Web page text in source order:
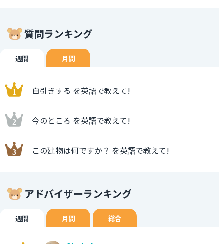
質問ランキング
週間 月間
自引きする を英語で教えて!
今のところ を英語で教えて!
この建物は何ですか？ を英語で教えて!
アドバイザーランキング
週間 月間 総合